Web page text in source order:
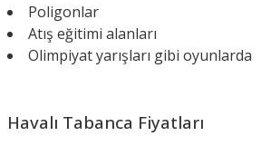
Poligonlar
Atış eğitimi alanları
Olimpiyat yarışları gibi oyunlarda
Havalı Tabanca Fiyatları